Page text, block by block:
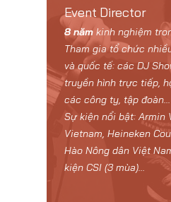
Event Director
8 nămkinh nghiệm
Tham gia tổ chức
và quốc tế: các DJ
truyền hình trực tiếp,
các công ty, tập đoàn...
Sự kiện nổi bật: Armin
Vietnam, Heineken
Hào Nông dân Việt
kiện CSI (3 mùa)…